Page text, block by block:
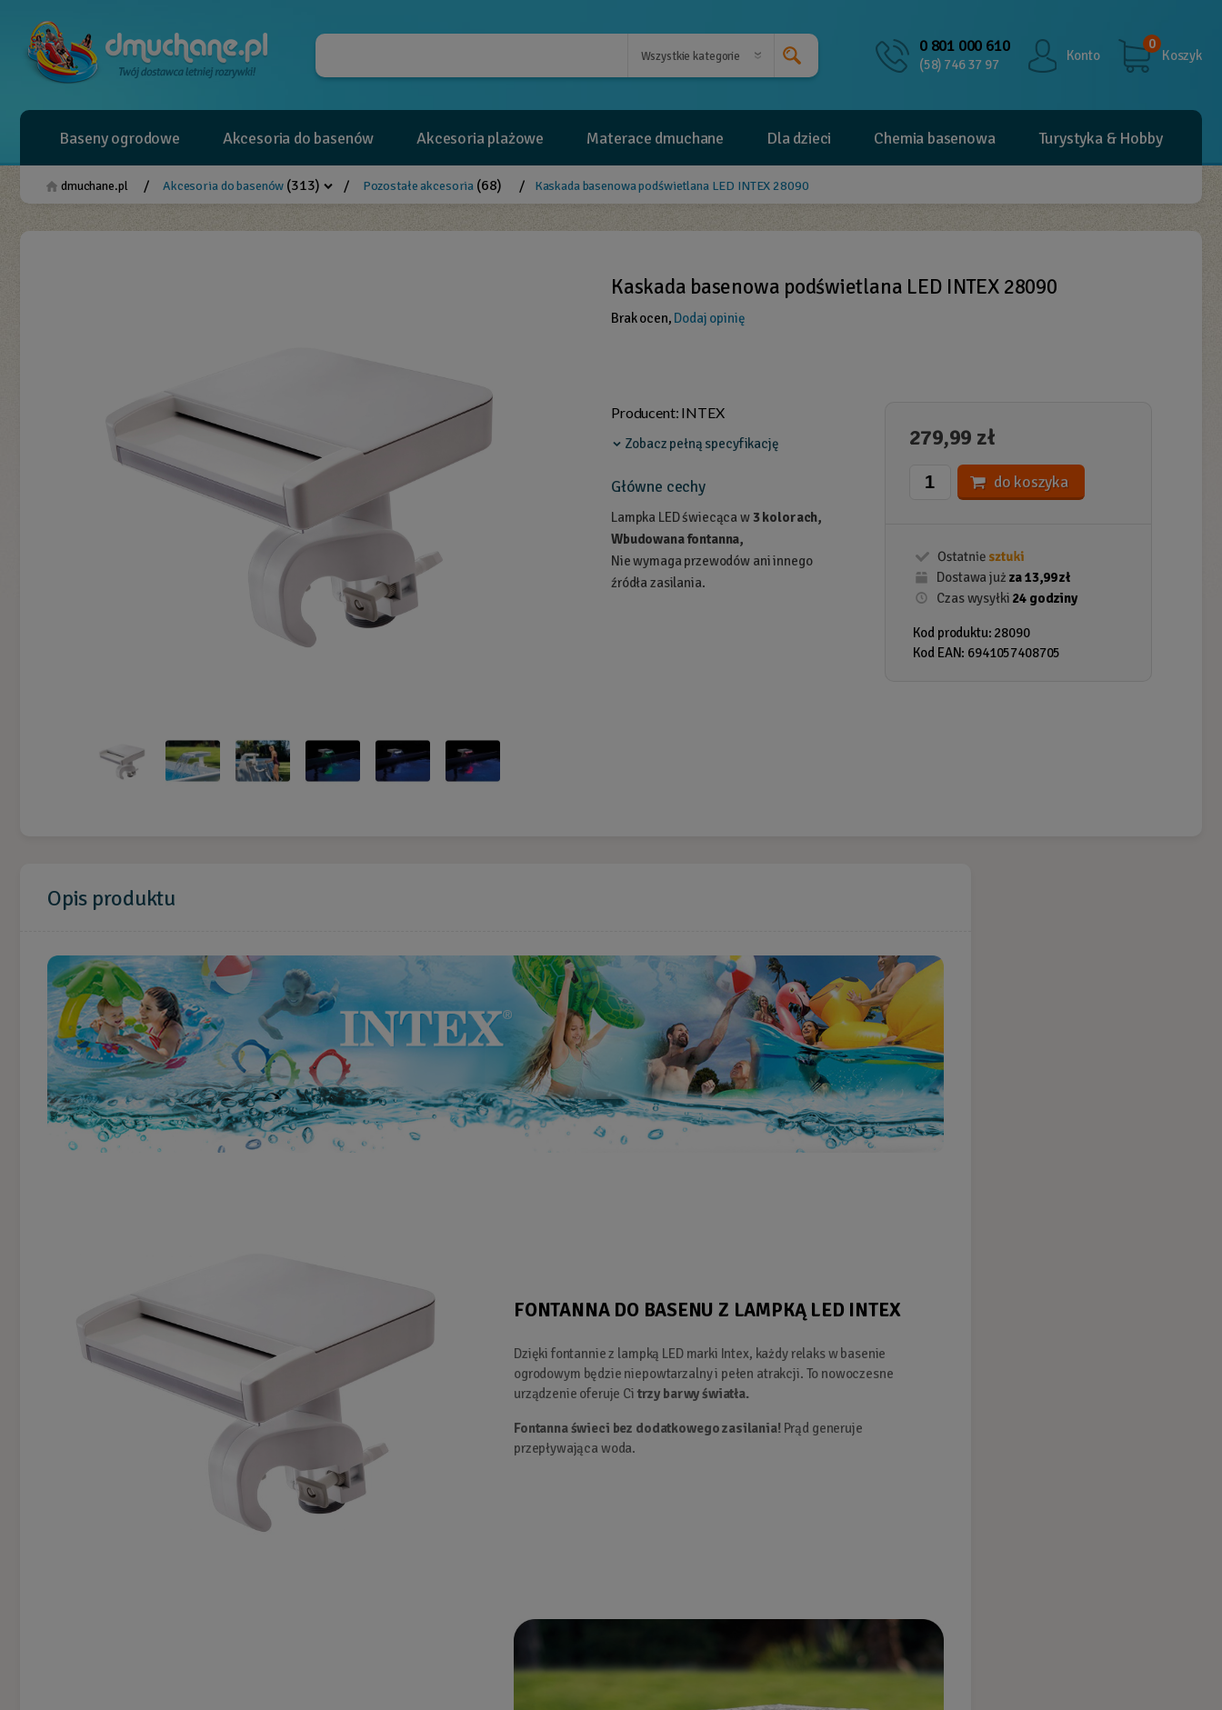
0 801 000 610
(58) 746 37 97
Konto
0
Koszyk
Baseny ogrodowe Akcesoria do basenów Akcesoria plażowe Materace dmuchane Dla dzieci Chemia basenowa Turystyka & Hobby
dmuchane.pl / Akcesoria do basenów (313) / Pozostałe akcesoria (68) / Kaskada basenowa podświetlana LED INTEX 28090
Kaskada basenowa podświetlana LED INTEX 28090
Brak ocen, Dodaj opinię
279,99 zł
do koszyka
Dostawa już za 13,99 zł
Czas wysyłki 24 godziny
Kod produktu: 28090
Kod EAN: 6941057408705
Producent: INTEX
Zobacz pełną specyfikację
Główne cechy
Lampka LED świecąca w3 kolorach,
Wbudowana fontanna,
Nie wymaga przewodów ani innego
źródła zasilania.
Opis produktu
FONTANNA DO BASENU Z LAMPKĄ LED INTEX
Dzięki fontannie z lampką LED marki Intex, każdy relaks w basenie
ogrodowym będzie niepowtarzalny i pełen atrakcji. To nowoczesne
urządzenie oferuje Ci trzy barwy światła.
Fontanna świeci bez dodatkowego zasilania! Prąd generuje
przepływająca woda.